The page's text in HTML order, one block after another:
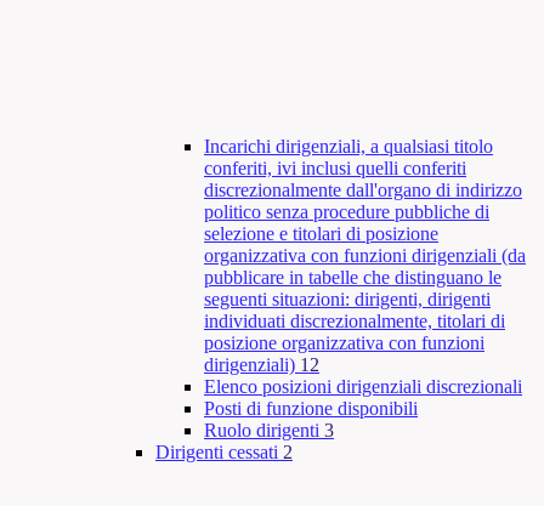
Incarichi dirigenziali, a qualsiasi titolo
conferiti, ivi inclusi quelli conferiti
discrezionalmente dall'organo di indirizzo
politico senza procedure pubbliche di
selezione e titolari di posizione
organizzativa con funzioni dirigenziali (da
pubblicare in tabelle che distinguano le
seguenti situazioni: dirigenti, dirigenti
individuati discrezionalmente, titolari di
posizione organizzativa con funzioni
dirigenziali) 12
Elenco posizioni dirigenziali discrezionali
Posti di funzione disponibili
Ruolo dirigenti 3
Dirigenti cessati 2